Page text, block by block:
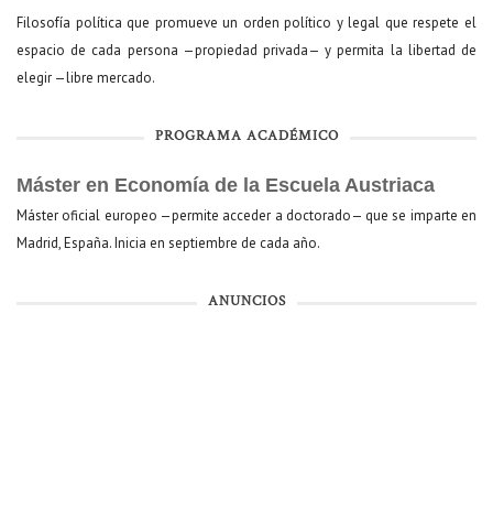
Filosofía política que promueve un orden político y legal que respete el
espacio de cada persona —propiedad privada— y permita la libertad de
elegir —libre mercado.
PROGRAMA ACADÉMICO
Máster en Economía de la Escuela Austriaca
Máster oficial europeo —permite acceder a doctorado— que se imparte en
Madrid, España. Inicia en septiembre de cada año.
ANUNCIOS